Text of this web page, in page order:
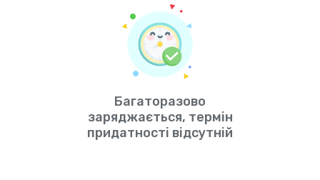
Багаторазово
заряджається, термін
придатності відсутній